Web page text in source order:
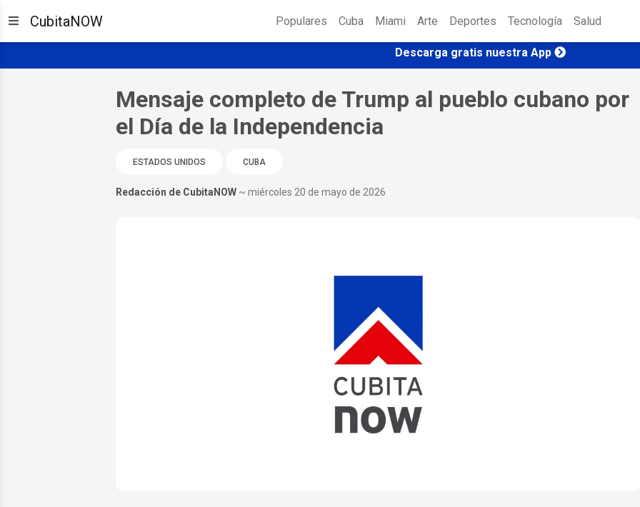
CubitaNOW Populares Cuba Miami Arte Deportes Tecnología Salud
Descarga gratis nuestra App
Mensaje completo de Trump al pueblo cubano por
el Día de la Independencia
ESTADOS UNIDOS CUBA
Redacción de CubitaNOW ~ miércoles 20 de mayo de 2026